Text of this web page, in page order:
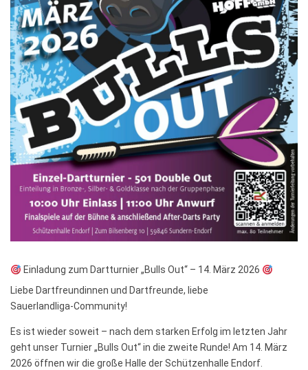
Einladung zum Dartturnier „Bulls Out“ – 14. März 2026
Liebe Dartfreundinnen und Dartfreunde, liebe
Sauerlandliga‑Community!
Es ist wieder soweit – nach dem starken Erfolg im letzten Jahr
geht unser Turnier „Bulls Out“ in die zweite Runde! Am 14. März
2026 öffnen wir die große Halle der Schützenhalle Endorf.